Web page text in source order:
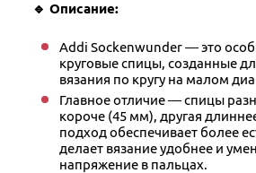
🔹 Описание:
Addi Sockenwunder — это
круговые спицы, созданные
вязания по кругу на малом
Главное отличие — спицы
короче (45 мм), другая
подход обеспечивает более
делает вязание удобнее и
напряжение в пальцах.